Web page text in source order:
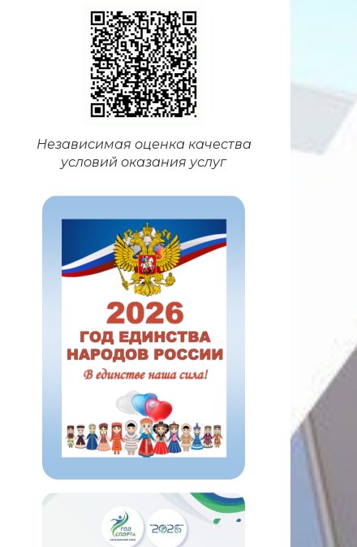
Независимая оценка качества
условий оказания услуг